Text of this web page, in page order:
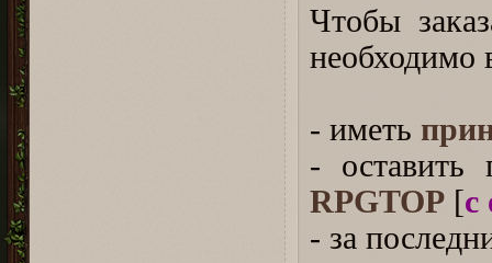
Чтобы
необходимо
- иметь
- оставить
RPGTOP[с
- за